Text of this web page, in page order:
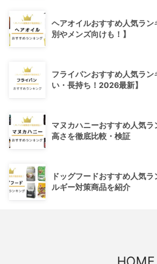
ヘアオイルおすすめ人気ラ
別やメンズ向けも！】
フライパンおすすめ人気ラ
い・長持ち！2026最新】
マヌカハニーおすすめ人気
高さを徹底比較・検証
ドッグフードおすすめ人気
ルギー対策商品を紹介